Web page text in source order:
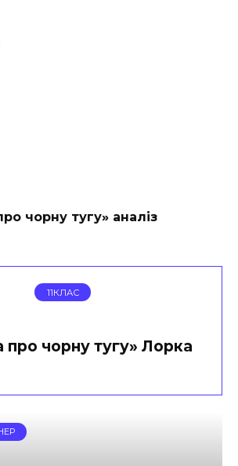
чорну тугу» аналіз
11КЛАС
про чорну тугу» Лорка